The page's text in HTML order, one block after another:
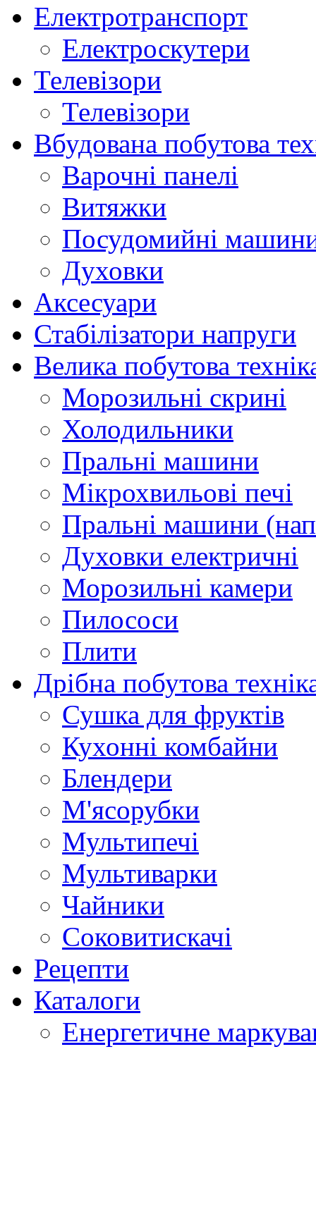
Електротранспорт
Електроскутери
Телевізори
Телевізори
Вбудована побутова
Варочні панелі
Витяжки
Посудомийні
Духовки
Аксесуари
Стабілізатори напруги
Велика побутова
Морозильні скрині
Холодильники
Пральні машини
Мікрохвильові печі
Пральні машини
Духовки електричні
Морозильні камери
Пилососи
Плити
Дрібна побутова
Сушка для фруктів
Кухонні комбайни
Блендери
М'ясорубки
Мультипечі
Мультиварки
Чайники
Соковитискачі
Рецепти
Каталоги
Енергетичне